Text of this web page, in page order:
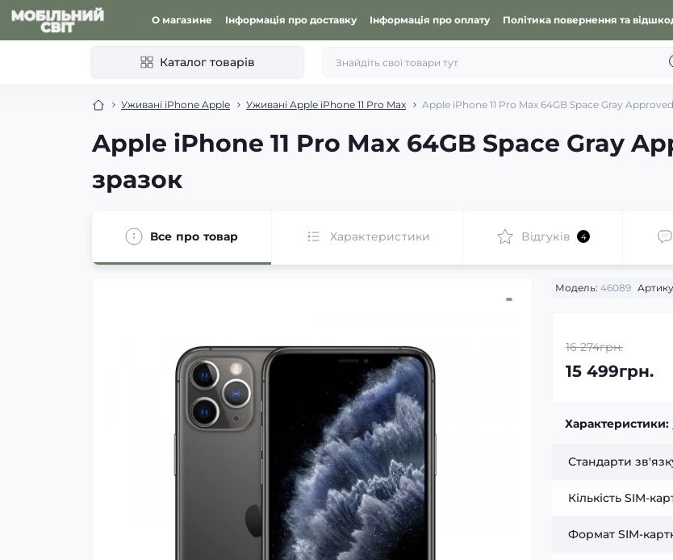
О магазине Інформація про доставку Інформація про оплату Політика повернення та
Каталог товарів
Уживані iPhone Apple Уживані Apple iPhone 11 Pro Max Apple iPhone 11 Pro Max 64GB Space Gray
Apple iPhone 11 Pro Max 64GB Space Gray
зразок
Все про товар Характеристики Відгуків 4
Модель: 46089
16 274грн.
15 499грн.
Характеристики:
Стандарти
Кількість SIM-
Формат SIM-